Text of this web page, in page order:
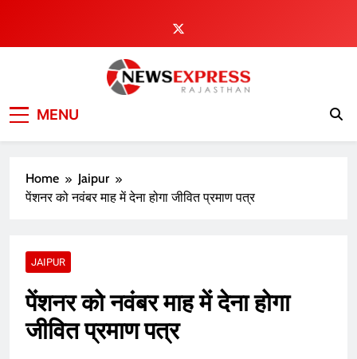
content
MENU
Home
Jaipur
पेंशनर को नवंबर माह में देना होगा जीवित प्रमाण पत्र
JAIPUR
पेंशनर को नवंबर माह में देना होगा
जीवित प्रमाण पत्र